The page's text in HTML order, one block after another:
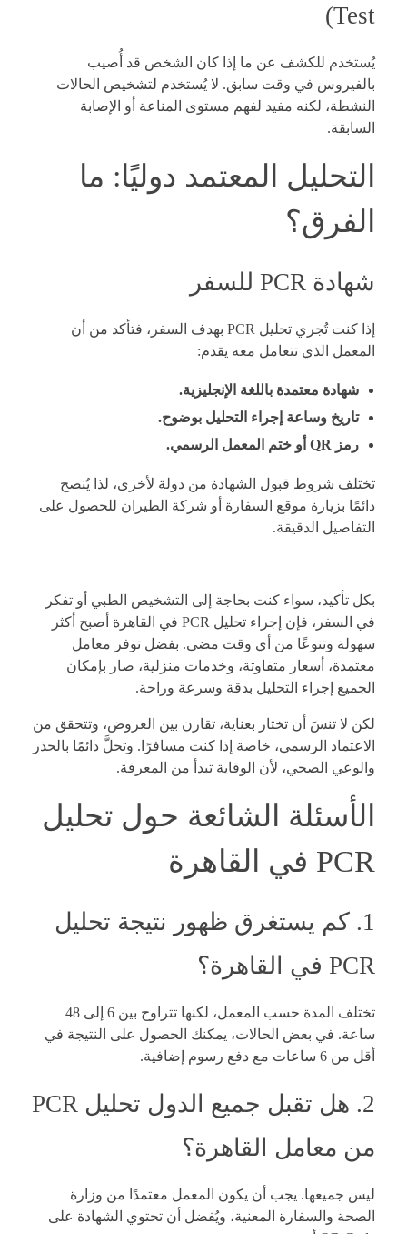
Test)
يُستخدم للكشف عن ما إذا كان الشخص قد أُصيب
بالفيروس في وقت سابق. لا يُستخدم لتشخيص الحالات
النشطة، لكنه مفيد لفهم مستوى المناعة أو الإصابة
السابقة.
التحليل المعتمد دوليًا: ما
الفرق؟
شهادة PCR للسفر
إذا كنت تُجري تحليل PCR بهدف السفر، فتأكد من أن
المعمل الذي تتعامل معه يقدم:
شهادة معتمدة باللغة الإنجليزية.
تاريخ وساعة إجراء التحليل بوضوح.
رمز QR أو ختم المعمل الرسمي.
تختلف شروط قبول الشهادة من دولة لأخرى، لذا يُنصح
دائمًا بزيارة موقع السفارة أو شركة الطيران للحصول على
التفاصيل الدقيقة.
بكل تأكيد، سواء كنت بحاجة إلى التشخيص الطبي أو تفكر
في السفر، فإن إجراء تحليل PCR في القاهرة أصبح أكثر
سهولة وتنوعًا من أي وقت مضى. بفضل توفر معامل
معتمدة، أسعار متفاوتة، وخدمات منزلية، صار بإمكان
الجميع إجراء التحليل بدقة وسرعة وراحة.
لكن لا تنسَ أن تختار بعناية، تقارن بين العروض، وتتحقق من
الاعتماد الرسمي، خاصة إذا كنت مسافرًا. وتحلَّ دائمًا بالحذر
والوعي الصحي، لأن الوقاية تبدأ من المعرفة.
الأسئلة الشائعة حول تحليل
PCR في القاهرة
1. كم يستغرق ظهور نتيجة تحليل
PCR في القاهرة؟
تختلف المدة حسب المعمل، لكنها تتراوح بين 6 إلى 48
ساعة. في بعض الحالات، يمكنك الحصول على النتيجة في
أقل من 6 ساعات مع دفع رسوم إضافية.
2. هل تقبل جميع الدول تحليل PCR
من معامل القاهرة؟
ليس جميعها. يجب أن يكون المعمل معتمدًا من وزارة
الصحة والسفارة المعنية، ويُفضل أن تحتوي الشهادة على